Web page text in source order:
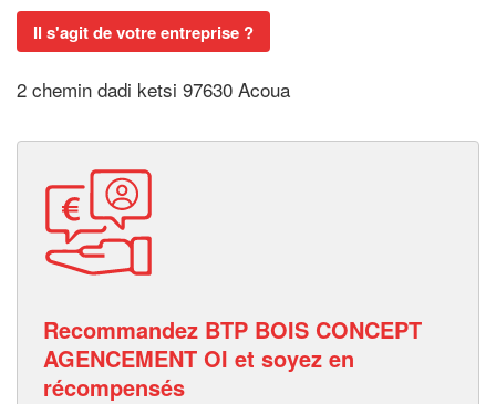
Il s'agit de votre entreprise ?
2 chemin dadi ketsi 97630 Acoua
Recommandez BTP BOIS CONCEPT
AGENCEMENT OI et soyez en
récompensés